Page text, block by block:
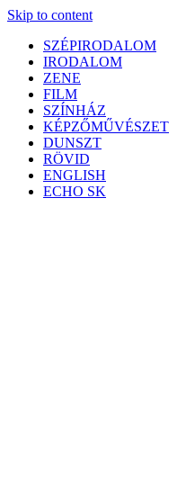
Skip to content
SZÉPIRODALOM
IRODALOM
ZENE
FILM
SZÍNHÁZ
KÉPZŐMŰVÉSZET
DUNSZT
RÖVID
ENGLISH
ECHO SK